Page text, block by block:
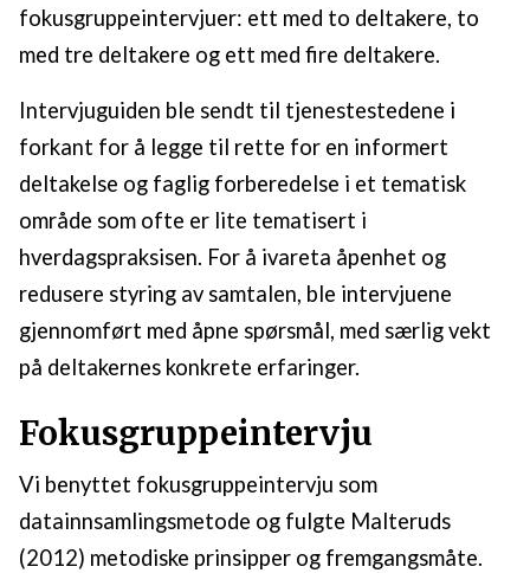
fokusgruppeintervjuer: ett med to deltakere, to
med tre deltakere og ett med fire deltakere.
Intervjuguiden ble sendt til tjenestestedene i
forkant for å legge til rette for en informert
deltakelse og faglig forberedelse i et tematisk
område som ofte er lite tematisert i
hverdagspraksisen. For å ivareta åpenhet og
redusere styring av samtalen, ble intervjuene
gjennomført med åpne spørsmål, med særlig vekt
på deltakernes konkrete erfaringer.
Fokusgruppeintervju
Vi benyttet fokusgruppeintervju som
datainnsamlingsmetode og fulgte Malteruds
(2012) metodiske prinsipper og fremgangsmåte.